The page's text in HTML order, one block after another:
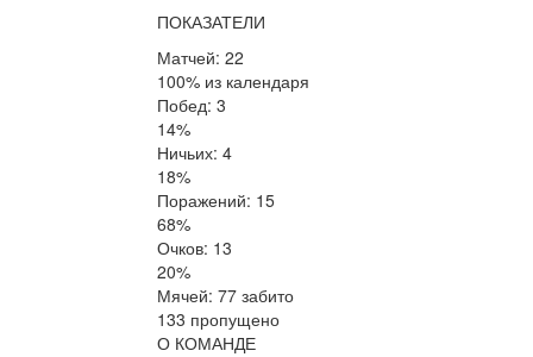
ПОКАЗАТЕЛИ
Матчей: 22
100% из календаря
Побед: 3
14%
Ничьих: 4
18%
Поражений: 15
68%
Очков: 13
20%
Мячей: 77 забито
133 пропущено
О КОМАНДЕ